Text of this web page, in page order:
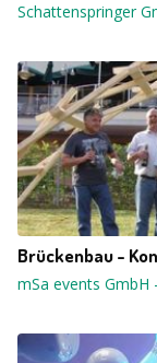
Schattenspringer
Brückenbau -
mSa events GmbH -